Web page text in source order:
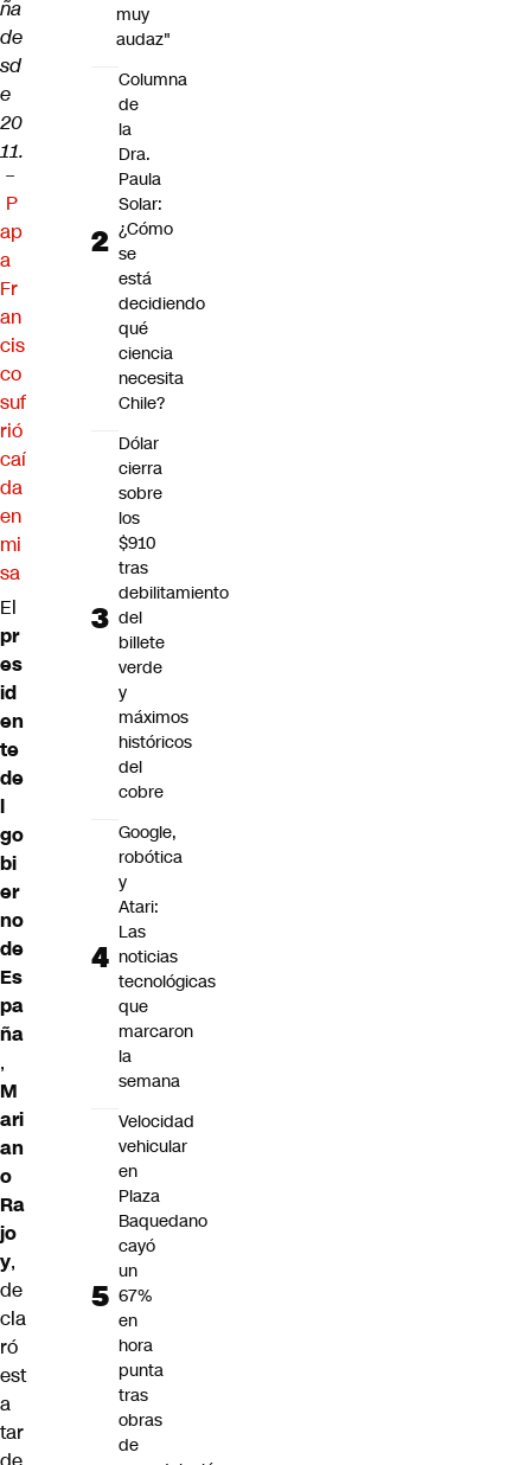
ña
de
sd
e
20
11.
–
P
ap
a
Fr
an
cis
co
suf
rió
caí
da
en
mi
sa
El
pr
es
id
en
te
de
l
go
bi
er
no
de
Es
pa
ña
,
M
ari
an
o
Ra
jo
y,
de
cla
ró
est
a
tar
muy
audaz"
Columna
de
la
Dra.
Paula
Solar:
¿Cómo
se
está
decidiendo
qué
ciencia
necesita
Chile?
Dólar
cierra
sobre
los
$910
tras
debilitamiento
del
billete
verde
y
máximos
históricos
del
cobre
Google,
robótica
y
Atari:
Las
noticias
tecnológicas
que
marcaron
la
semana
Velocidad
vehicular
en
Plaza
Baquedano
cayó
un
67%
en
hora
punta
tras
obras
de